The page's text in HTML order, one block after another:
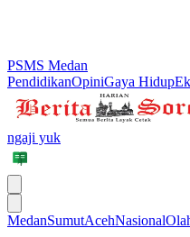
PSMS Medan
PendidikanOpiniGaya Hidup
ngaji yuk
MedanSumutAcehNasional